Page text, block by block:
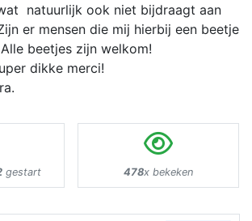
natuurlijk ook niet bijdraagt aan
er mensen die mij hierbij een beetje
beetjes zijn welkom!
dikke merci!
gestart 478x bekeken